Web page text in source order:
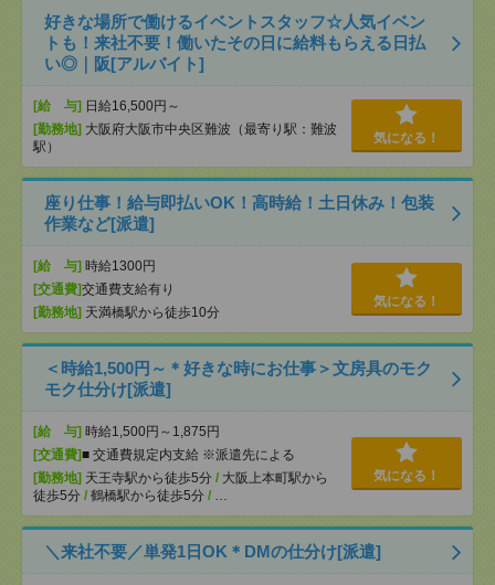
好きな場所で働けるイベントスタッフ☆人気イベン
トも！来社不要！働いたその日に給料もらえる日払
い◎｜阪[アルバイト]
[給 与] 日給16,500円～
[勤務地] 大阪府大阪市中央区難波（最寄り駅：難波
駅）
気になる！
座り仕事！給与即払いOK！高時給！土日休み！包装
作業など[派遣]
[給 与] 時給1300円
[交通費]交通費支給有り
[勤務地] 天満橋駅から徒歩10分
気になる！
＜時給1,500円～＊好きな時にお仕事＞文房具のモク
モク仕分け[派遣]
[給 与] 時給1,500円～1,875円
[交通費]■ 交通費規定内支給 ※派遣先による
[勤務地] 天王寺駅から徒歩5分 / 大阪上本町駅から
徒歩5分 / 鶴橋駅から徒歩5分 / …
気になる！
＼来社不要／単発1日OK＊DMの仕分け[派遣]